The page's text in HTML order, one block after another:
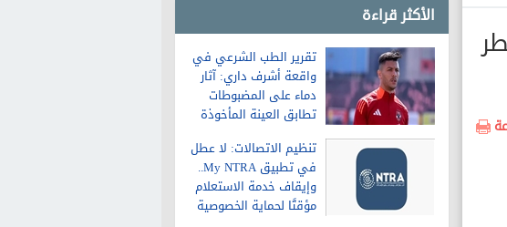
الأكثر قراءة
تقرير الطب الشرعي في
واقعة أشرف داري: آثار
دماء على المضبوطات
تطابق العينة المأخوذة
تنظيم الاتصالات: لا عطل
في تطبيق My NTRA..
وإيقاف خدمة الاستعلام
مؤقتًا لحماية الخصوصية